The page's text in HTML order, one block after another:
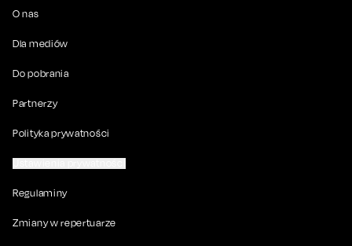
O nas
Dla mediów
Do pobrania
Partnerzy
Polityka prywatności
Regulaminy
Zmiany w repertuarze